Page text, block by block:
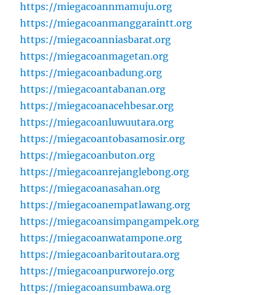
https://miegacoannmamuju.org
https://miegacoanmanggaraintt.org
https://miegacoanniasbarat.org
https://miegacoanmagetan.org
https://miegacoanbadung.org
https://miegacoantabanan.org
https://miegacoanacehbesar.org
https://miegacoanluwuutara.org
https://miegacoantobasamosir.org
https://miegacoanbuton.org
https://miegacoanrejanglebong.org
https://miegacoanasahan.org
https://miegacoanempatlawang.org
https://miegacoansimpangampek.org
https://miegacoanwatampone.org
https://miegacoanbaritoutara.org
https://miegacoanpurworejo.org
https://miegacoansumbawa.org